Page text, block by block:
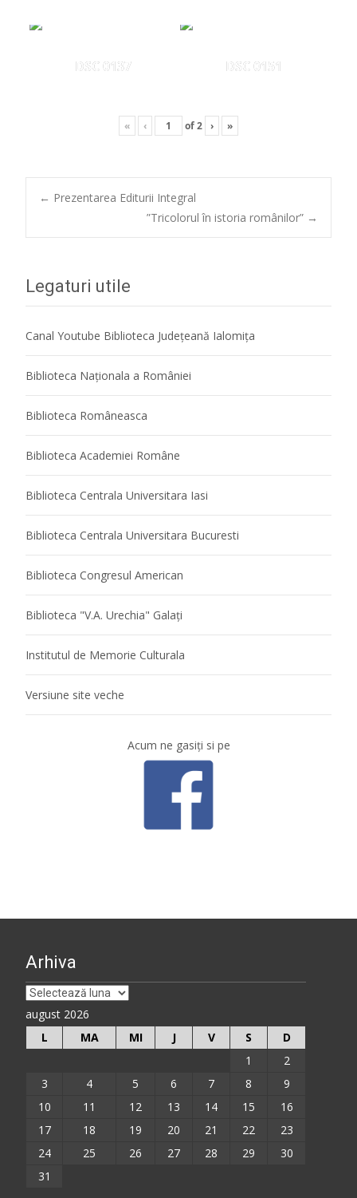
DSC 0137 DSC 0151
« ‹ of2 › »
Post
← Prezentarea Editurii Integral
”Tricolorul în istoria românilor” →
Legaturi utile
Canal Youtube Biblioteca Județeană Ialomița
Biblioteca Naţionala a României
Biblioteca Româneasca
Biblioteca Academiei Române
Biblioteca Centrala Universitara Iasi
Biblioteca Centrala Universitara Bucuresti
Biblioteca Congresul American
Biblioteca "V.A. Urechia" Galaţi
Institutul de Memorie Culturala
Versiune site veche
Acum ne gasiţi si pe
Arhiva
Arhiva
august 2026
L
MA MI J V S
D
1
2
3
4 5 6 7 8
9
10
11 12 13 14 15
16
17
18 19 20 21 22
23
24
25 26 27 28 29
30
31